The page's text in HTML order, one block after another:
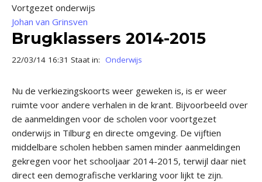
Vortgezet onderwijs
Johan van Grinsven
Brugklassers 2014-2015
22/03/14 16:31 Staat in: Onderwijs
Nu de verkiezingskoorts weer geweken is, is er weer
ruimte voor andere verhalen in de krant. Bijvoorbeeld over
de aanmeldingen voor de scholen voor voortgezet
onderwijs in Tilburg en directe omgeving. De vijftien
middelbare scholen hebben samen minder aanmeldingen
gekregen voor het schooljaar 2014-2015, terwijl daar niet
direct een demografische verklaring voor lijkt te zijn.